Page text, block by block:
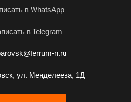
в WhatsApp
в Telegram
n.ru
ул. Менделеева, 1Д